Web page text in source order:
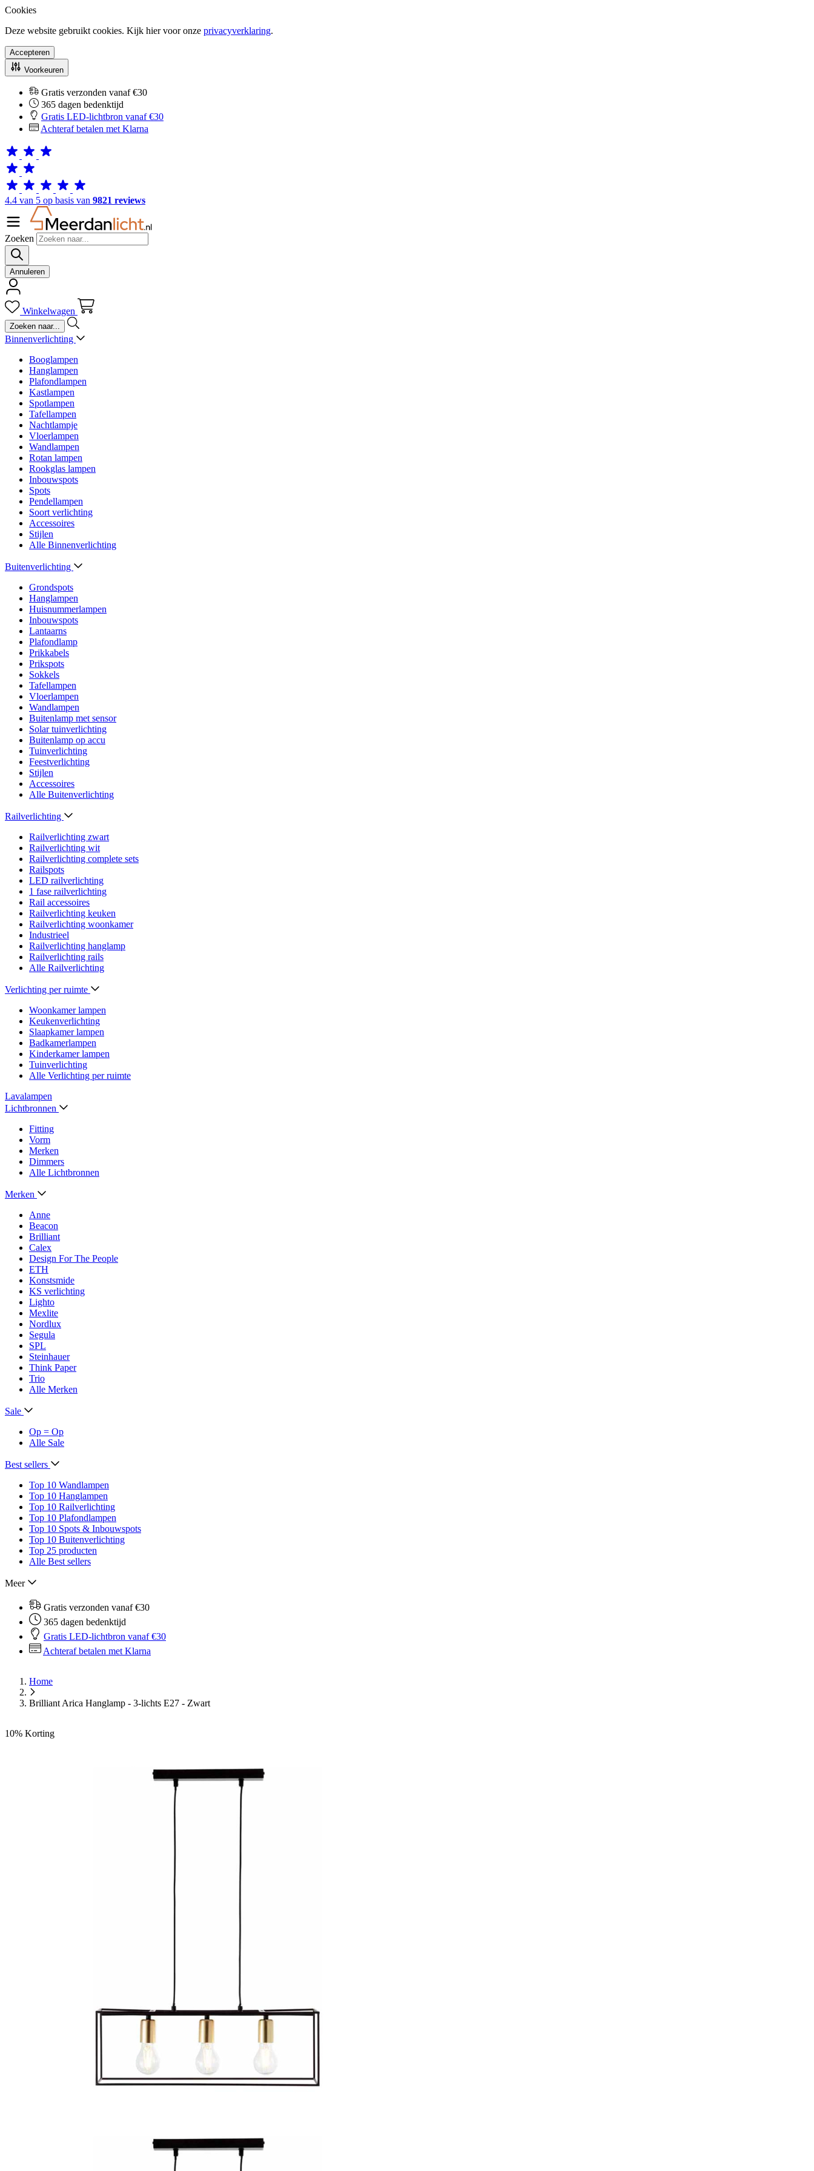
Cookies
Deze website gebruikt cookies. Kijk hier voor onze privacyverklaring.
Accepteren
Voorkeuren
Gratis verzonden vanaf €30
365 dagen bedenktijd
Gratis LED-lichtbron vanaf €30
Achteraf betalen met Klarna
4.4 van 5 op basis van 9821 reviews
Zoeken
Annuleren
Winkelwagen
Binnenverlichting
Booglampen
Hanglampen
Plafondlampen
Kastlampen
Spotlampen
Tafellampen
Nachtlampje
Vloerlampen
Wandlampen
Rotan lampen
Rookglas lampen
Inbouwspots
Spots
Pendellampen
Soort verlichting
Accessoires
Stijlen
Alle Binnenverlichting
Buitenverlichting
Grondspots
Hanglampen
Huisnummerlampen
Inbouwspots
Lantaarns
Plafondlamp
Prikkabels
Prikspots
Sokkels
Tafellampen
Vloerlampen
Wandlampen
Buitenlamp met sensor
Solar tuinverlichting
Buitenlamp op accu
Tuinverlichting
Feestverlichting
Stijlen
Accessoires
Alle Buitenverlichting
Railverlichting
Railverlichting zwart
Railverlichting wit
Railverlichting complete sets
Railspots
LED railverlichting
1 fase railverlichting
Rail accessoires
Railverlichting keuken
Railverlichting woonkamer
Industrieel
Railverlichting hanglamp
Railverlichting rails
Alle Railverlichting
Verlichting per ruimte
Woonkamer lampen
Keukenverlichting
Slaapkamer lampen
Badkamerlampen
Kinderkamer lampen
Tuinverlichting
Alle Verlichting per ruimte
Lavalampen
Lichtbronnen
Fitting
Vorm
Merken
Dimmers
Alle Lichtbronnen
Merken
Anne
Beacon
Brilliant
Calex
Design For The People
ETH
Konstsmide
KS verlichting
Lighto
Mexlite
Nordlux
Segula
SPL
Steinhauer
Think Paper
Trio
Alle Merken
Sale
Op = Op
Alle Sale
Best sellers
Top 10 Wandlampen
Top 10 Hanglampen
Top 10 Railverlichting
Top 10 Plafondlampen
Top 10 Spots & Inbouwspots
Top 10 Buitenverlichting
Top 25 producten
Alle Best sellers
Meer
Gratis verzonden vanaf €30
365 dagen bedenktijd
Gratis LED-lichtbron vanaf €30
Achteraf betalen met Klarna
Home
Brilliant Arica Hanglamp - 3-lichts E27 - Zwart
10% Korting